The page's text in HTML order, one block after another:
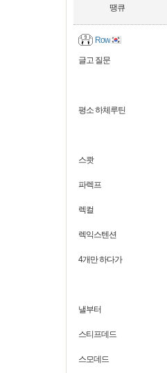
땡큐
Row
글고 질문
평소 하체루틴
스쾃
파렉프
렉컬
렉익스텐션
4개만 하다가
낼부터
스티프데드
스모데드